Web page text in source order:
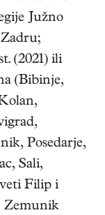
Južno
(2021) ili
(Bibinje,
Posedarje,
Sali,
Filip i
Zemunik